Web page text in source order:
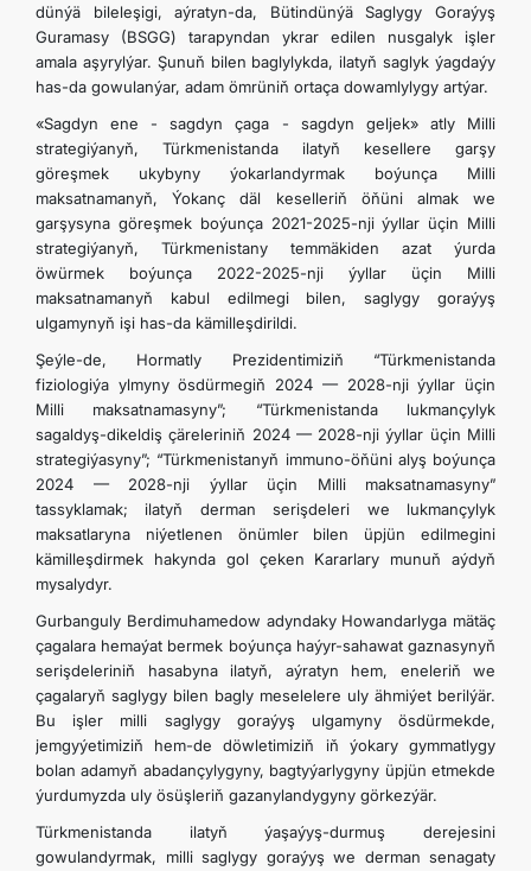
dünýä bileleşigi, aýratyn-da, Bütindünýä Saglygy Goraýyş
Guramasy (BSGG) tarapyndan ykrar edilen nusgalyk işler
amala aşyrylýar. Şunuň bilen baglylykda, ilatyň saglyk ýagdaýy
has-da gowulanýar, adam ömrüniň ortaça dowamlylygy artýar.
«Sagdyn ene - sagdyn çaga - sagdyn geljek» atly Milli
strategiýanyň, Türkmenistanda ilatyň kesellere garşy
göreşmek ukybyny ýokarlandyrmak boýunça Milli
maksatnamanyň, Ýokanç däl keselleriň öňüni almak we
garşysyna göreşmek boýunça 2021-2025-nji ýyllar üçin Milli
strategiýanyň, Türkmenistany temmäkiden azat ýurda
öwürmek boýunça 2022-2025-nji ýyllar üçin Milli
maksatnamanyň kabul edilmegi bilen, saglygy goraýyş
ulgamynyň işi has-da kämilleşdirildi.
Şeýle-de, Hormatly Prezidentimiziň “Türkmenistanda
fiziologiýa ylmyny ösdürmegiň 2024 — 2028-nji ýyllar üçin
Milli maksatnamasyny”; “Türkmenistanda lukmançylyk
sagaldyş-dikeldiş çäreleriniň 2024 — 2028-nji ýyllar üçin Milli
strategiýasyny”; “Türkmenistanyň immuno-öňüni alyş boýunça
2024 — 2028-nji ýyllar üçin Milli maksatnamasyny”
tassyklamak; ilatyň derman serişdeleri we lukmançylyk
maksatlaryna niýetlenen önümler bilen üpjün edilmegini
kämilleşdirmek hakynda gol çeken Kararlary munuň aýdyň
mysalydyr.
Gurbanguly Berdimuhamedow adyndaky Howandarlyga mätäç
çagalara hemaýat bermek boýunça haýyr-sahawat gaznasynyň
serişdeleriniň hasabyna ilatyň, aýratyn hem, eneleriň we
çagalaryň saglygy bilen bagly meselelere uly ähmiýet berilýär.
Bu işler milli saglygy goraýyş ulgamyny ösdürmekde,
jemgyýetimiziň hem-de döwletimiziň iň ýokary gymmatlygy
bolan adamyň abadançylygyny, bagtyýarlygyny üpjün etmekde
ýurdumyzda uly ösüşleriň gazanylandygyny görkezýär.
Türkmenistanda ilatyň ýaşaýyş-durmuş derejesini
gowulandyrmak, milli saglygy goraýyş we derman senagaty